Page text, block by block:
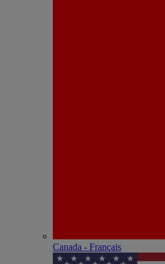
Canada - Français